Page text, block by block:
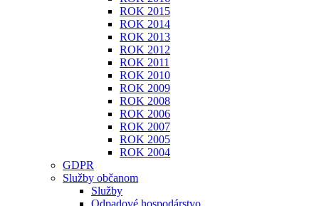
ROK 2015
ROK 2014
ROK 2013
ROK 2012
ROK 2011
ROK 2010
ROK 2009
ROK 2008
ROK 2006
ROK 2007
ROK 2005
ROK 2004
GDPR
Služby občanom
Služby
Odpadové hospodárstvo